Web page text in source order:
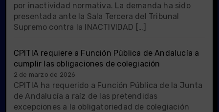
por inactividad normativa. La demanda ha sido
presentada ante la Sala Tercera del Tribunal
Supremo contra la INACTIVIDAD […]
CPITIA requiere a Función Pública de Andalucía a
cumplir las obligaciones de colegiación
2 de marzo de 2026
CPITIA ha requerido a Función Pública de la Junta
de Andalucía a raíz de las pretendidas
excepciones a la obligatoriedad de colegiación